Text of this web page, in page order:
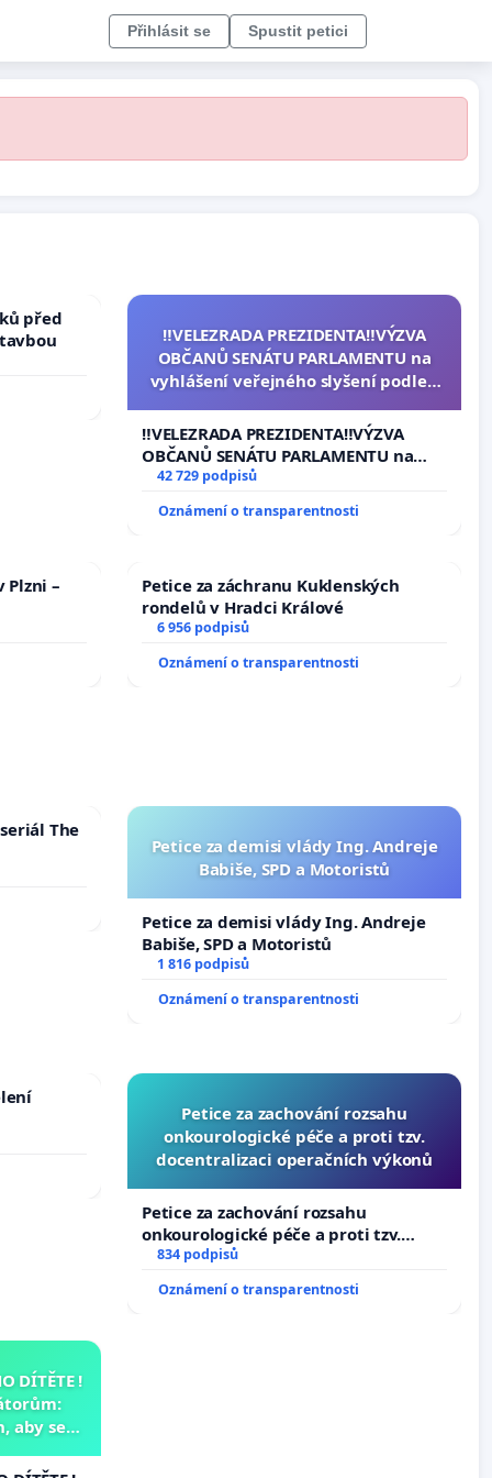
Přihlásit se Spustit petici
před
‼️VELEZRADA PREZIDENTA‼️VÝZVA
OBČANŮ SENÁTU PARLAMENTU na
vyhlášení veřejného slyšení podle §
na přijetí usnesení k podání ústavní
žaloby na prezidenta republiky
‼️VELEZRADA PREZIDENTA‼️VÝZVA
OBČANŮ SENÁTU PARLAMENTU na
vyhlášení veřejného slyšení podle §
144 jednacího řádu Senátu k návrhu
na přijetí usnesení k podání ústavní
42 729 podpisů
Oznámení o transparentnosti
Plzni –
Petice za záchranu Kuklenských
rondelů v Hradci Králové
6 956 podpisů
Oznámení o transparentnosti
The
Petice za demisi vlády Ing. Andreje
Babiše, SPD a Motoristů
Petice za demisi vlády Ing. Andreje
Babiše, SPD a Motoristů
1 816 podpisů
Oznámení o transparentnosti
Petice za zachování rozsahu
onkourologické péče a proti tzv.
docentralizaci operačních výkonů
Petice za zachování rozsahu
onkourologické péče a proti tzv.
docentralizaci operačních výkonů
834 podpisů
Oznámení o transparentnosti
DÍTĚTE !
aby se